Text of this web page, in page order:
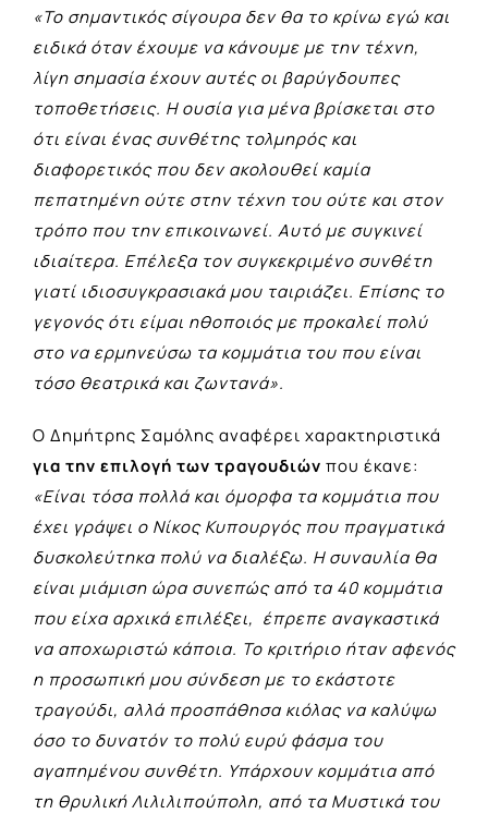
«Το σημαντικός σίγουρα δεν θα το κρίνω εγώ και
ειδικά όταν έχουμε να κάνουμε με την τέχνη,
λίγη σημασία έχουν αυτές οι βαρύγδουπες
τοποθετήσεις. Η ουσία για μένα βρίσκεται στο
ότι είναι ένας συνθέτης τολμηρός και
διαφορετικός που δεν ακολουθεί καμία
πεπατημένη ούτε στην τέχνη του ούτε και στον
τρόπο που την επικοινωνεί. Αυτό με συγκινεί
ιδιαίτερα. Επέλεξα τον συγκεκριμένο συνθέτη
γιατί ιδιοσυγκρασιακά μου ταιριάζει. Επίσης το
γεγονός ότι είμαι ηθοποιός με προκαλεί πολύ
στο να ερμηνεύσω τα κομμάτια του που είναι
τόσο θεατρικά και ζωντανά».
Ο Δημήτρης Σαμόλης αναφέρει χαρακτηριστικά
για την επιλογή των τραγουδιών που έκανε:
«Είναι τόσα πολλά και όμορφα τα κομμάτια που
έχει γράψει ο Νίκος Κυπουργός που πραγματικά
δυσκολεύτηκα πολύ να διαλέξω. Η συναυλία θα
είναι μιάμιση ώρα συνεπώς από τα 40 κομμάτια
που είχα αρχικά επιλέξει, έπρεπε αναγκαστικά
να αποχωριστώ κάποια. Το κριτήριο ήταν αφενός
η προσωπική μου σύνδεση με το εκάστοτε
τραγούδι, αλλά προσπάθησα κιόλας να καλύψω
όσο το δυνατόν το πολύ ευρύ φάσμα του
αγαπημένου συνθέτη. Υπάρχουν κομμάτια από
τη θρυλική Λιλιλιπούπολη, από τα Μυστικά του